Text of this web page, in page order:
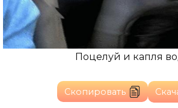
Поцелуй и капля
Скопировать